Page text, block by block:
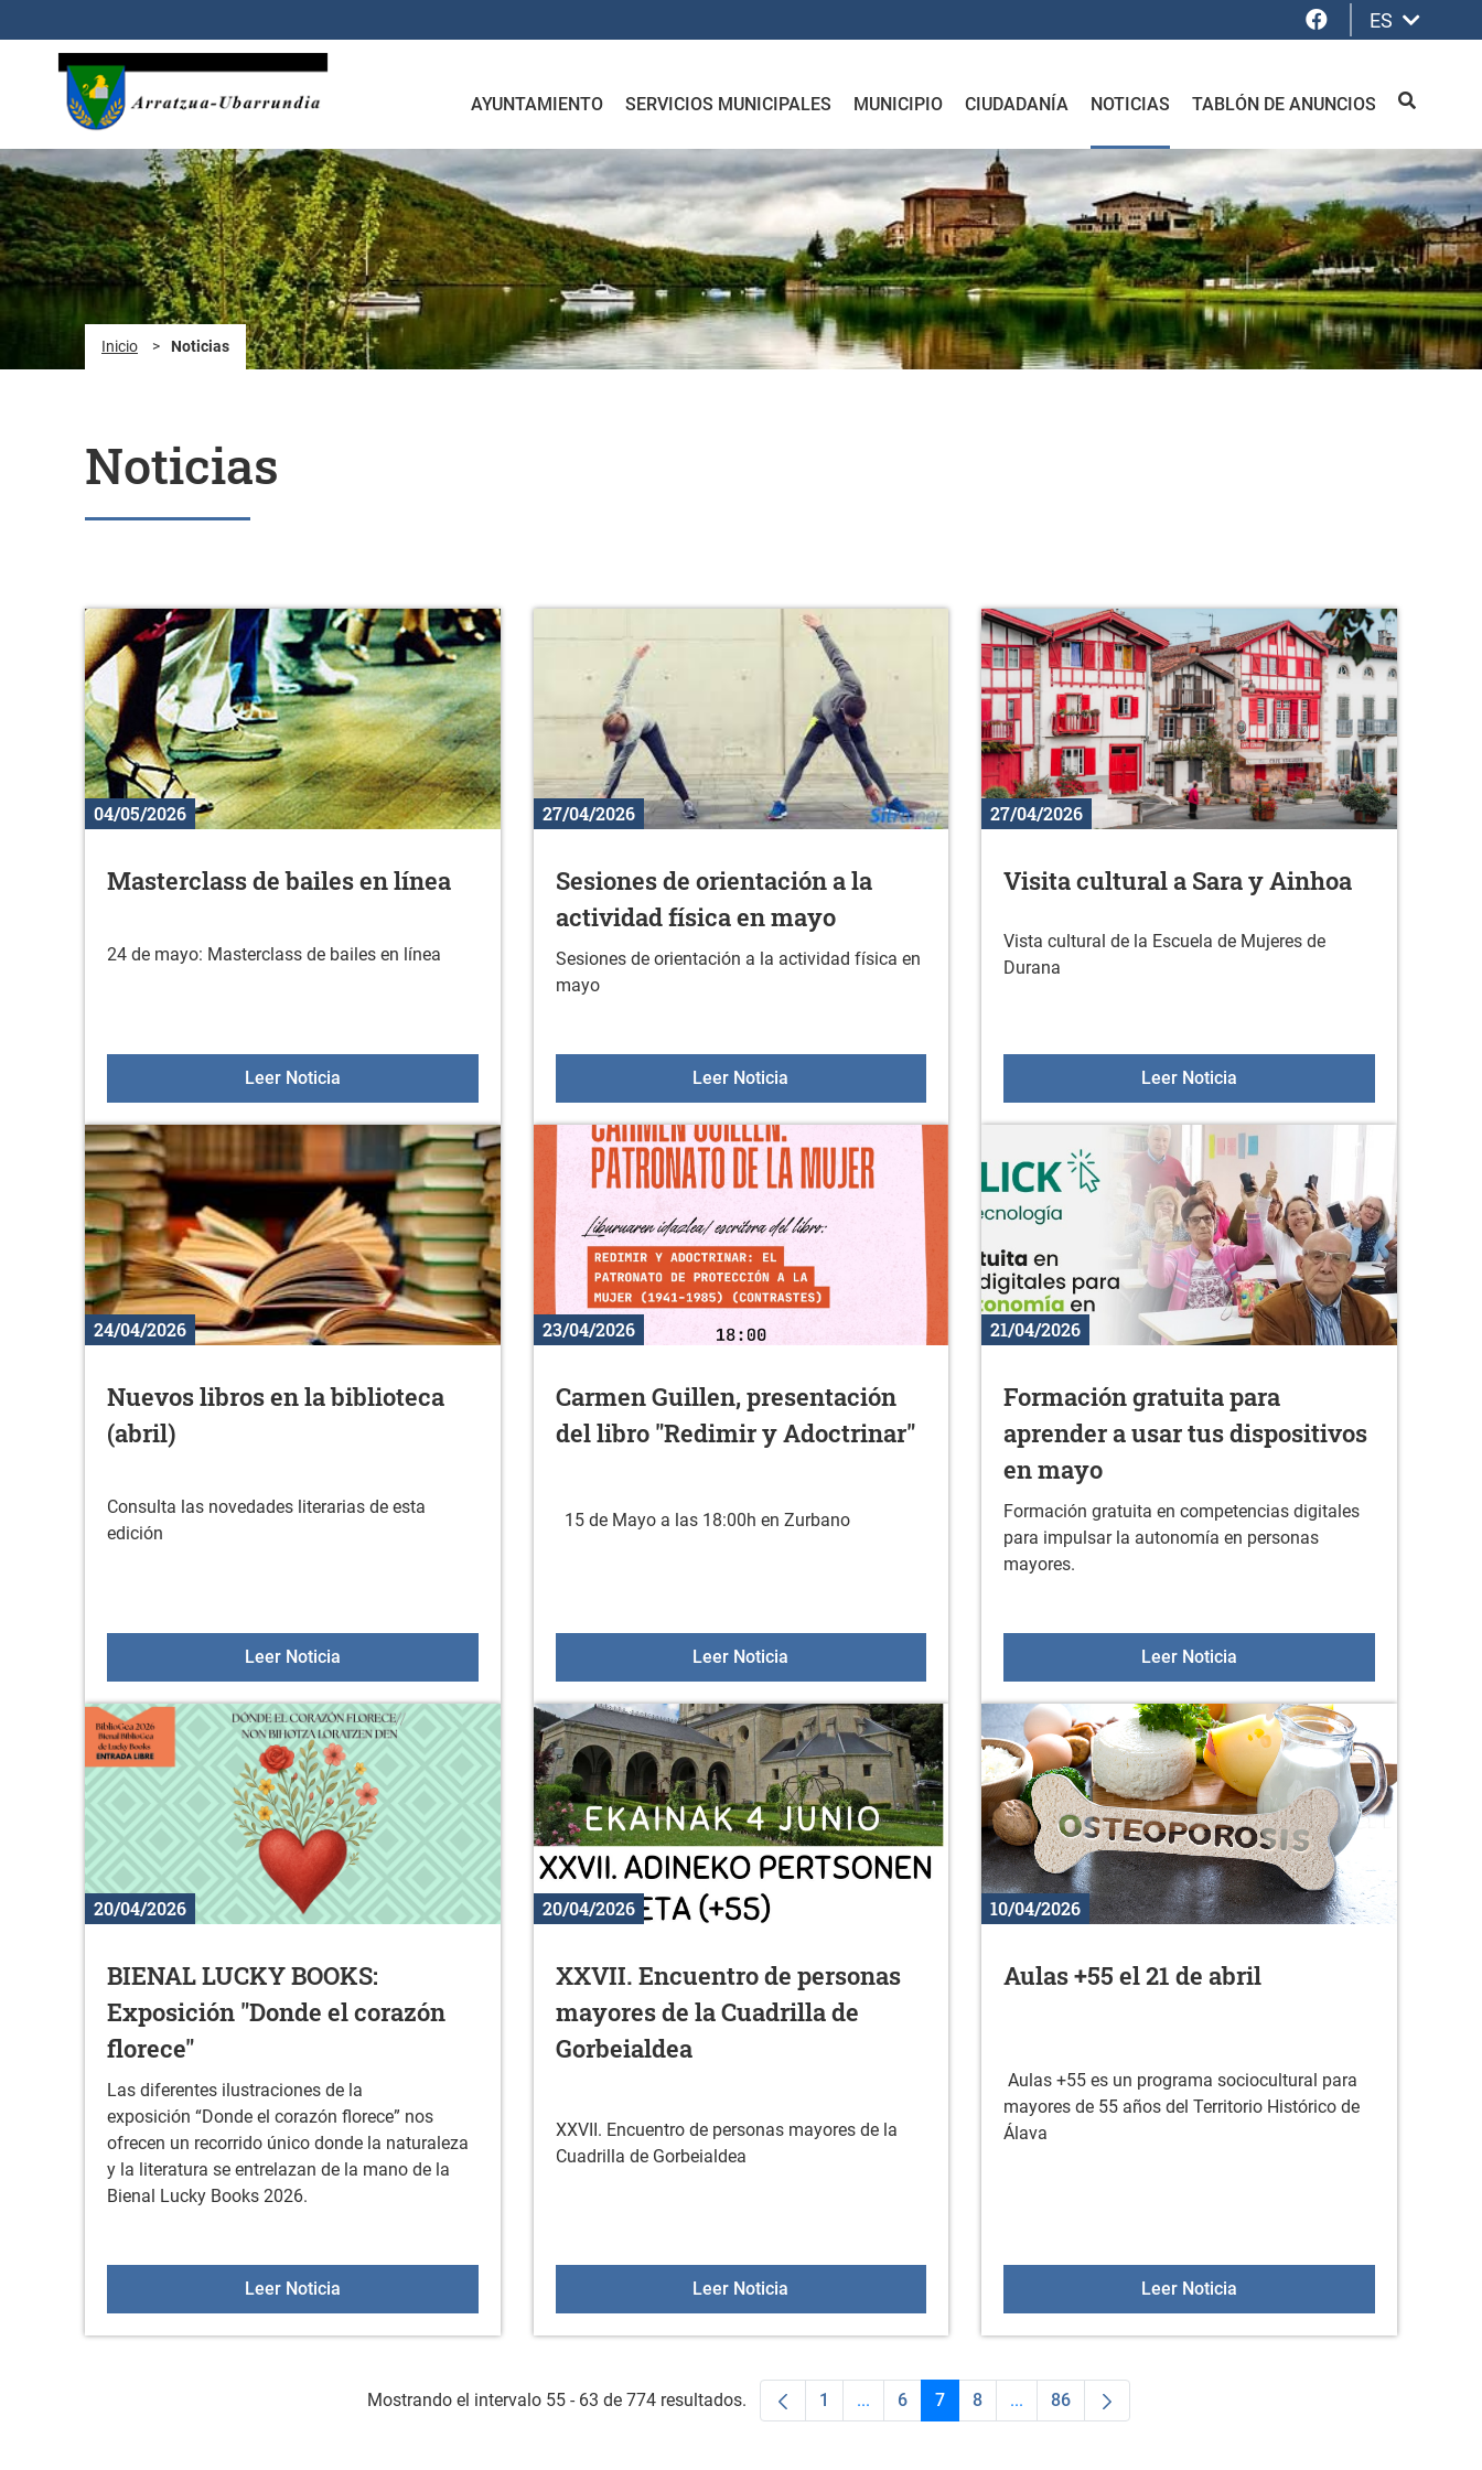
Facebook
ES
AYUNTAMIENTO SERVICIOS MUNICIPALES MUNICIPIO CIUDADANÍA NOTICIAS TABLÓN DE ANUNCIOS BUSCAR
Inicio > Noticias
Noticias
04/05/2026
Masterclass de bailes en línea
24 de mayo: Masterclass de bailes en línea
Leer NoticiaMasterclass de bailes en línea
27/04/2026
Sesiones de orientación a la
actividad física en mayo
Sesiones de orientación a la actividad física en
mayo
Leer Noticia Sesiones de orientación a la actividad física en mayo
27/04/2026
Visita cultural a Sara y Ainhoa
Vista cultural de la Escuela de Mujeres de
Durana
Leer Noticia
24/04/2026
Nuevos libros en la biblioteca
(abril)
Consulta las novedades literarias de esta
edición
Leer NoticiaNuevos libros en la biblioteca (abril)
23/04/2026
Carmen Guillen, presentación
del libro "Redimir y Adoctrinar"
15 de Mayo a las 18:00h en Zurbano
Leer Noticia Carmen Guillen, presentación del libro "Redimir y Adoctrinar"
21/04/2026
Formación gratuita para
aprender a usar tus dispositivos
en mayo
Formación gratuita en competencias digitales
para impulsar la autonomía en personas
mayores.
Leer Noticia
20/04/2026
BIENAL LUCKY BOOKS:
Exposición "Donde el corazón
florece"
Las diferentes ilustraciones de la
exposición “Donde el corazón florece” nos
ofrecen un recorrido único donde la naturaleza
y la literatura se entrelazan de la mano de la
Bienal Lucky Books 2026.
Leer NoticiaBIENAL LUCKY BOOKS: Exposición "Donde el corazón florece"
20/04/2026
XXVII. Encuentro de personas
mayores de la Cuadrilla de
Gorbeialdea
XXVII. Encuentro de personas mayores de la
Cuadrilla de Gorbeialdea
Leer Noticia XXVII. Encuentro de personas mayores de la Cuadrilla de Gorbeialdea
10/04/2026
Aulas +55 el 21 de abril
Aulas +55 es un programa sociocultural para
mayores de 55 años del Territorio Histórico de
Álava
Leer Noticia
Mostrando el intervalo 55 - 63 de 774 resultados. Página
1 ...Páginas intermedias Use TAB para desplazarse.
Página
6 Página
7 Página
8 ...Páginas intermedias Use TAB para desplazarse.
Página
86